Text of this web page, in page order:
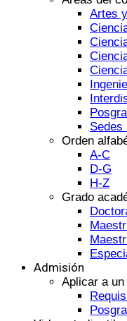
Artes
Sedes
Orden
A-C
D-G
H-Z
Grado
Admisión
Aplicar a